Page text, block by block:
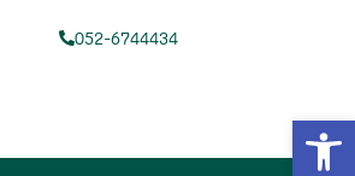
052-6744434
פתח סרגל נגישות